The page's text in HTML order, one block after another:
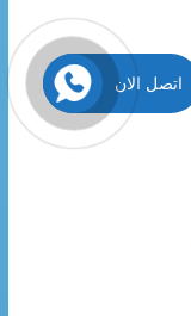
اتصل الان